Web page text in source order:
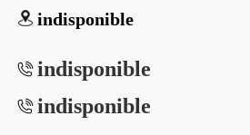
indisponible
indisponible
indisponible